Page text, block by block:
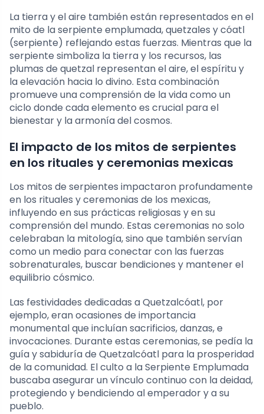
La tierra y el aire también están representados en el
mito de la serpiente emplumada, quetzales y cóatl
(serpiente) reflejando estas fuerzas. Mientras que la
serpiente simboliza la tierra y los recursos, las
plumas de quetzal representan el aire, el espíritu y
la elevación hacia lo divino. Esta combinación
promueve una comprensión de la vida como un
ciclo donde cada elemento es crucial para el
bienestar y la armonía del cosmos.
El impacto de los mitos de serpientes
en los rituales y ceremonias mexicas
Los mitos de serpientes impactaron profundamente
en los rituales y ceremonias de los mexicas,
influyendo en sus prácticas religiosas y en su
comprensión del mundo. Estas ceremonias no solo
celebraban la mitología, sino que también servían
como un medio para conectar con las fuerzas
sobrenaturales, buscar bendiciones y mantener el
equilibrio cósmico.
Las festividades dedicadas a Quetzalcóatl, por
ejemplo, eran ocasiones de importancia
monumental que incluían sacrificios, danzas, e
invocaciones. Durante estas ceremonias, se pedía la
guía y sabiduría de Quetzalcóatl para la prosperidad
de la comunidad. El culto a la Serpiente Emplumada
buscaba asegurar un vínculo continuo con la deidad,
protegiendo y bendiciendo al emperador y a su
pueblo.